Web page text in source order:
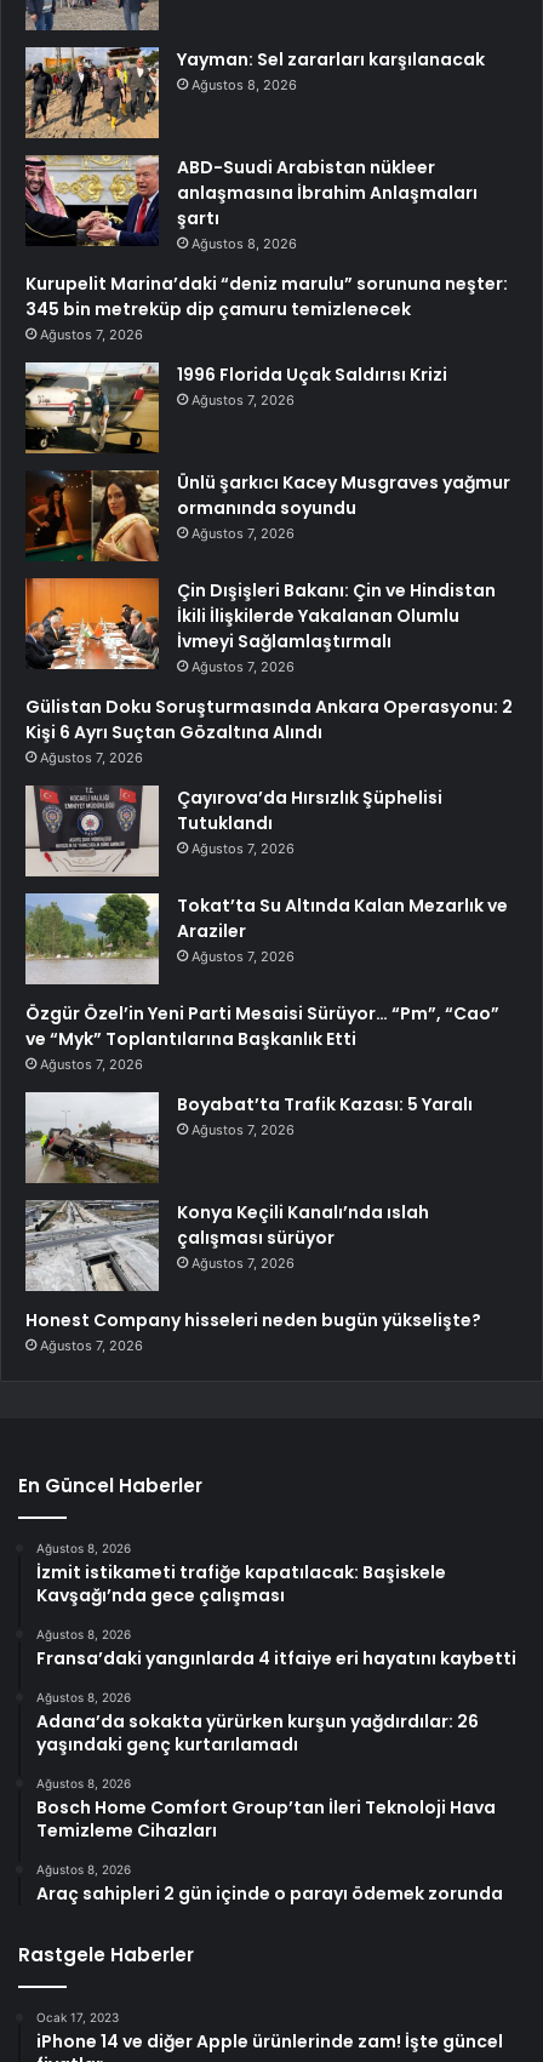
Yayman: Sel zararları karşılanacak
Ağustos 8, 2026
ABD-Suudi Arabistan nükleer
anlaşmasına İbrahim Anlaşmaları
şartı
Ağustos 8, 2026
Kurupelit Marina’daki “deniz marulu” sorununa neşter:
345 bin metreküp dip çamuru temizlenecek
Ağustos 7, 2026
1996 Florida Uçak Saldırısı Krizi
Ağustos 7, 2026
Ünlü şarkıcı Kacey Musgraves yağmur
ormanında soyundu
Ağustos 7, 2026
Çin Dışişleri Bakanı: Çin ve Hindistan
İkili İlişkilerde Yakalanan Olumlu
İvmeyi Sağlamlaştırmalı
Ağustos 7, 2026
Gülistan Doku Soruşturmasında Ankara Operasyonu: 2
Kişi 6 Ayrı Suçtan Gözaltına Alındı
Ağustos 7, 2026
Çayırova’da Hırsızlık Şüphelisi
Tutuklandı
Ağustos 7, 2026
Tokat’ta Su Altında Kalan Mezarlık ve
Araziler
Ağustos 7, 2026
Özgür Özel’in Yeni Parti Mesaisi Sürüyor… “Pm”, “Cao”
ve “Myk” Toplantılarına Başkanlık Etti
Ağustos 7, 2026
Boyabat’ta Trafik Kazası: 5 Yaralı
Ağustos 7, 2026
Konya Keçili Kanalı’nda ıslah
çalışması sürüyor
Ağustos 7, 2026
Honest Company hisseleri neden bugün yükselişte?
Ağustos 7, 2026
En Güncel Haberler
Ağustos 8, 2026
İzmit istikameti trafiğe kapatılacak: Başiskele
Kavşağı’nda gece çalışması
Ağustos 8, 2026
Fransa’daki yangınlarda 4 itfaiye eri hayatını kaybetti
Ağustos 8, 2026
Adana’da sokakta yürürken kurşun yağdırdılar: 26
yaşındaki genç kurtarılamadı
Ağustos 8, 2026
Bosch Home Comfort Group’tan İleri Teknoloji Hava
Temizleme Cihazları
Ağustos 8, 2026
Araç sahipleri 2 gün içinde o parayı ödemek zorunda
Rastgele Haberler
Ocak 17, 2023
iPhone 14 ve diğer Apple ürünlerinde zam! İşte güncel